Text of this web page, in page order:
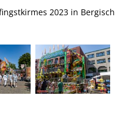
2023 in Bergisch